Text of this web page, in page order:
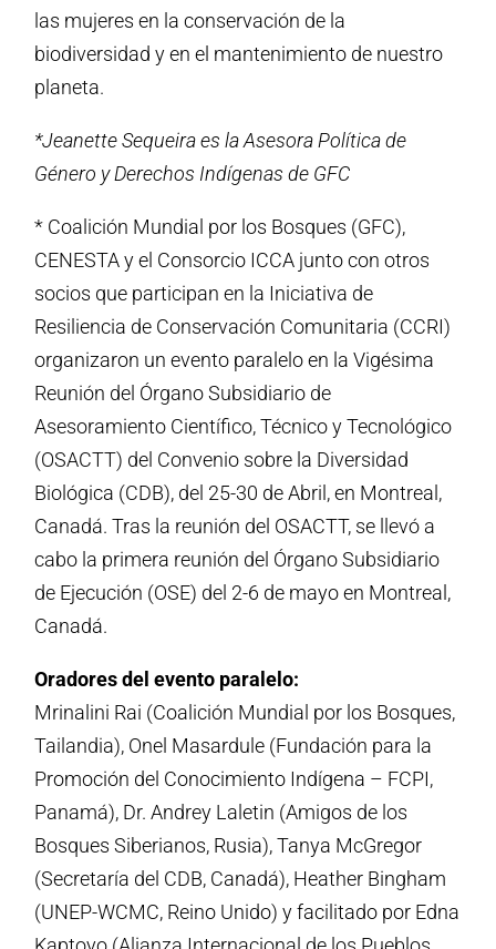
las mujeres en la conservación de la
biodiversidad y en el mantenimiento de nuestro
planeta.
*Jeanette Sequeira es la Asesora Política de
Género y Derechos Indígenas de GFC
* Coalición Mundial por los Bosques (GFC),
CENESTA y el Consorcio ICCA junto con otros
socios que participan en la Iniciativa de
Resiliencia de Conservación Comunitaria (CCRI)
organizaron un evento paralelo en la Vigésima
Reunión del Órgano Subsidiario de
Asesoramiento Científico, Técnico y Tecnológico
(OSACTT) del Convenio sobre la Diversidad
Biológica (CDB), del 25-30 de Abril, en Montreal,
Canadá. Tras la reunión del OSACTT, se llevó a
cabo la primera reunión del Órgano Subsidiario
de Ejecución (OSE) del 2-6 de mayo en Montreal,
Canadá.
Oradores del evento paralelo:
Mrinalini Rai (Coalición Mundial por los Bosques,
Tailandia), Onel Masardule (Fundación para la
Promoción del Conocimiento Indígena – FCPI,
Panamá), Dr. Andrey Laletin (Amigos de los
Bosques Siberianos, Rusia), Tanya McGregor
(Secretaría del CDB, Canadá), Heather Bingham
(UNEP-WCMC, Reino Unido) y facilitado por Edna